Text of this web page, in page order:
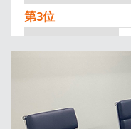
第3位
第4位